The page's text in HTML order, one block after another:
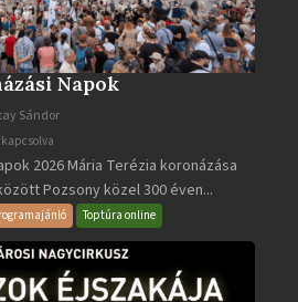
Napok
Sándor
2026 Mária Terézia koronázása
Pozsony közel 300 éven...
Toptúra online